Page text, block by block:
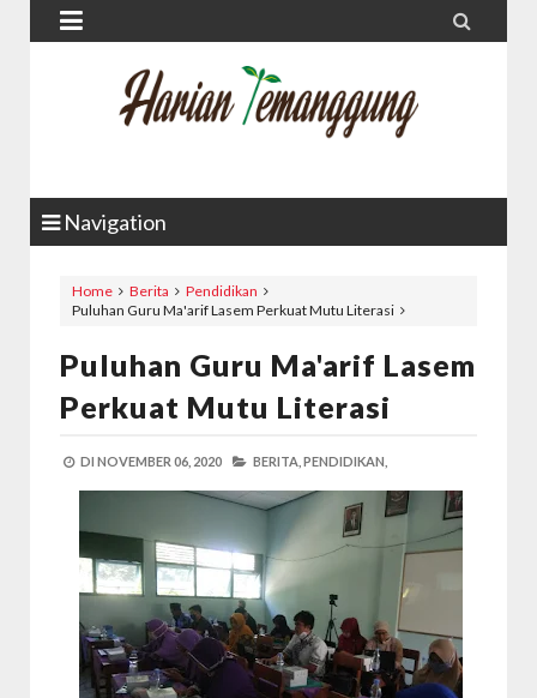
 
Navigation
Home Berita
Pendidikan
Puluhan Guru Ma'arif Lasem Perkuat Mutu Literasi
Puluhan Guru Ma'arif Lasem
Perkuat Mutu Literasi
DI NOVEMBER 06, 2020 BERITA, PENDIDIKAN,